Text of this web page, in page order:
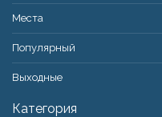
Места
Популярный
Bыходные
Категория